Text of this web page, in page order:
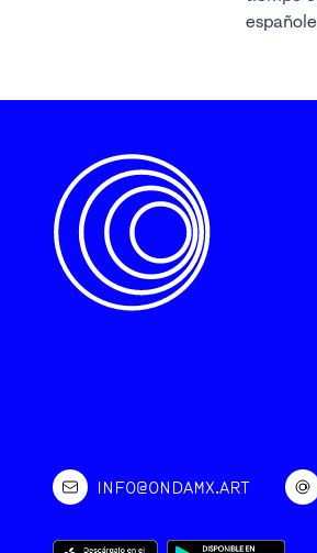
INFO@ONDAMX.ART